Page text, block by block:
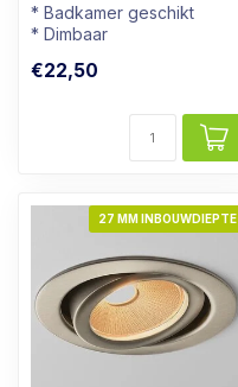
* Badkamer geschikt
* Dimbaar
* Wit armatuur
€22,50
27 MM INBOUWDIEPTE